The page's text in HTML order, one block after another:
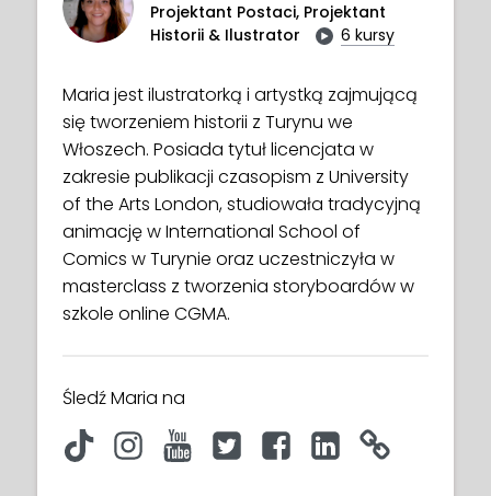
Projektant Postaci, Projektant
Historii & Ilustrator
6 kursy
Maria jest ilustratorką i artystką zajmującą
się tworzeniem historii z Turynu we
Włoszech. Posiada tytuł licencjata w
zakresie publikacji czasopism z University
of the Arts London, studiowała tradycyjną
animację w International School of
Comics w Turynie oraz uczestniczyła w
masterclass z tworzenia storyboardów w
szkole online CGMA.
Śledź Maria na